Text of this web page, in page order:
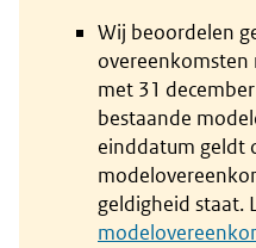
Wij beoordelen
overeenkomsten
met 31
bestaande
einddatum geldt
geldigheid staat.